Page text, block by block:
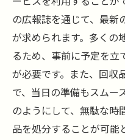
の広報誌を通じて、最新
が求められます。多くの
るため、事前に予定を立
が必要です。また、回収
で、当日の準備もスムー
のようにして、無駄な時
品を処分することが可能